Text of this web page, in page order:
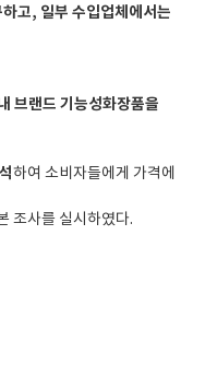
고, 일부 수입업체에서는
브랜드 기능성화장품을
하여 소비자들에게 가격에
조사를 실시하였다.